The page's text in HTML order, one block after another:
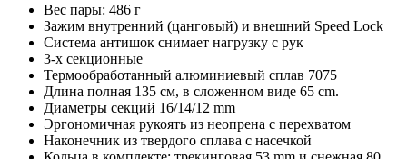
Вес пары: 486 г
Зажим внутренний (цанговый) и внешний Speed Lock
Система антишок снимает нагрузку с рук
3-х секционные
Термообработанный алюминиевый сплав 7075
Длина полная 135 см, в сложенном виде 65 cm.
Диаметры секций 16/14/12 mm
Эргономичная рукоять из неопрена с перехватом
Наконечник из твердого сплава с насечкой